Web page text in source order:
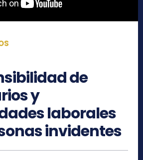
de
y
laborales
invidentes